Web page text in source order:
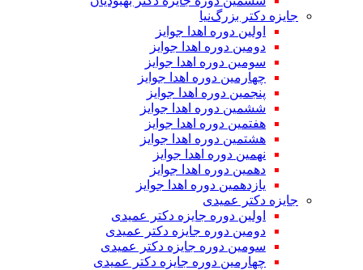
جایزه دکتر بزرگ‌نیا
اولین دوره اهدا جوایز
دومین دوره اهدا جوایز
سومین دوره اهدا جوایز
چهارمین دوره اهدا جوایز
پنجمین دوره اهدا جوایز
ششمین دوره اهدا جوایز
هفتمین دوره اهدا جوایز
هشتمین دوره اهدا جوایز
نهمین دوره اهدا جوایز
دهمین دوره اهدا جوایز
یازدهمین دوره اهدا جوایز
جایزه دکتر عمیدی
اولین دوره جایزه دکتر عمیدی
دومین دوره جایزه دکتر عمیدی
سومین دوره جایزه دکتر عمیدی
چهارمین دوره جایزه دکتر عمیدی